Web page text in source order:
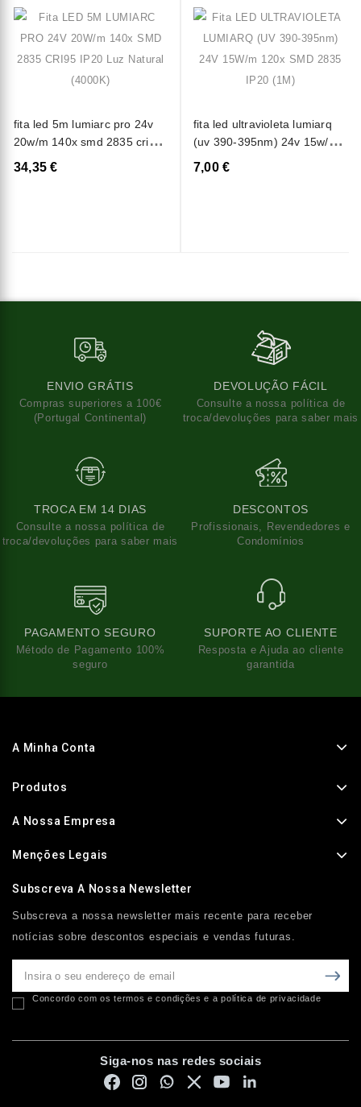
fita led 5m lumiarc pro 24v
20w/m 140x smd 2835 cri95
ip20 luz natural (4000k)
34,35 €
fita led ultravioleta lumiarq
(uv 390-395nm) 24v 15w/m
120x smd 2835 ip20 (1m)
7,00 €
ENVIO GRÁTIS
Compras superiores a 100€
(Portugal Continental)
DEVOLUÇÃO FÁCIL
Consulte a nossa política de
troca/devoluções para saber mais
TROCA EM 14 DIAS
Consulte a nossa política de
troca/devoluções para saber mais
DESCONTOS
Profissionais, Revendedores e
Condomínios
PAGAMENTO SEGURO
Método de Pagamento 100%
seguro
SUPORTE AO CLIENTE
Resposta e Ajuda ao cliente
garantida
A Minha Conta
Produtos
A Nossa Empresa
Menções Legais
Subscreva A Nossa Newsletter
Subscreva a nossa newsletter mais recente para receber
notícias sobre descontos especiais e vendas futuras.
Concordo com os termos e condições e a política de privacidade
Siga-nos nas redes sociais